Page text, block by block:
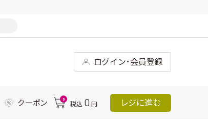
ログイン･会員登録
クーポン 0
税込 0 円 レジに進む